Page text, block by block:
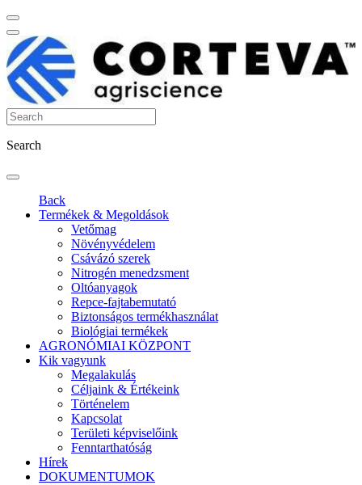
Search
Back
Termékek & Megoldások
Vetőmag
Növényvédelem
Csávázó szerek
Nitrogén menedzsment
Oltóanyagok
Repce-fajtabemutató
Biztonságos termékhasználat
Biológiai termékek
AGRONÓMIAI KÖZPONT
Kik vagyunk
Megalakulás
Céljaink & Értékeink
Történelem
Kapcsolat
Területi képviselőink
Fenntarthatóság
Hírek
DOKUMENTUMOK